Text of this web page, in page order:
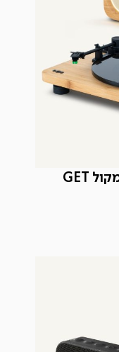
פטיפון STIR IT UP LUX + רמקול GET